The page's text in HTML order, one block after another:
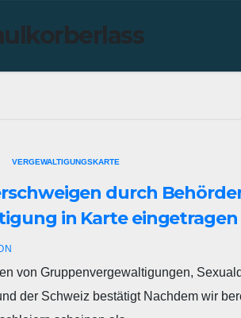
VERGEWALTIGUNGSKARTE
durch
in Karte eingetragen
von Gruppenvergewaltigungen,
der Schweiz bestätigt Nachdem wir